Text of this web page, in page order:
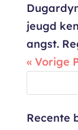
jeugd
angst.
« Vorige
Recente